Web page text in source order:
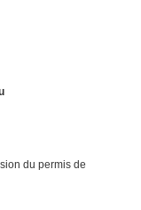
du permis de